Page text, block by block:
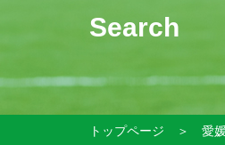
Search
トップページ ＞ 愛